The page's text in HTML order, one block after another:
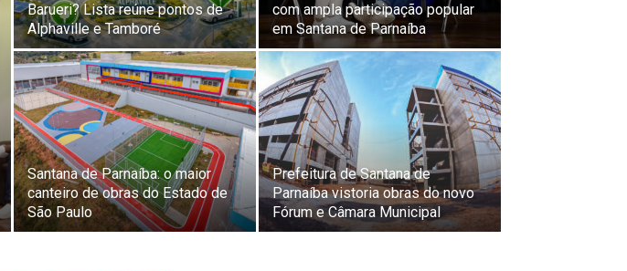
Barueri? Lista reúne pontos de
Alphaville e Tamboré
com ampla participação popular
em Santana de Parnaíba
Santana de Parnaíba: o maior
canteiro de obras do Estado de
São Paulo
Prefeitura de Santana de
Parnaíba vistoria obras do novo
Fórum e Câmara Municipal